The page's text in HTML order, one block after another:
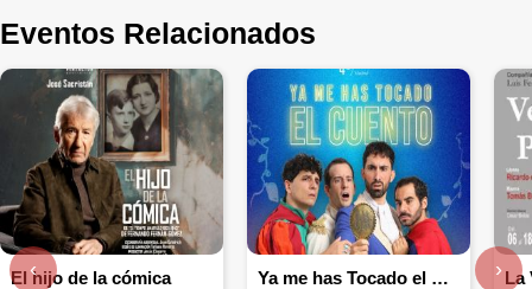
Eventos Relacionados
El hijo de la cómica Ya me has Tocado el Cuento
‹ ›